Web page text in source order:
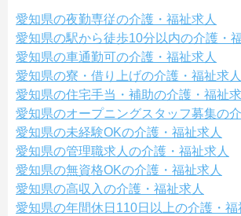
愛知県の夜勤専従の介護・福祉求人
愛知県の駅から徒歩10分以内の介護・
愛知県の車通勤可の介護・福祉求人
愛知県の寮・借り上げの介護・福祉求人
愛知県の住宅手当・補助の介護・福祉
愛知県のオープニングスタッフ募集の
愛知県の未経験OKの介護・福祉求人
愛知県の管理職求人の介護・福祉求人
愛知県の無資格OKの介護・福祉求人
愛知県の高収入の介護・福祉求人
愛知県の年間休日110日以上の介護・福